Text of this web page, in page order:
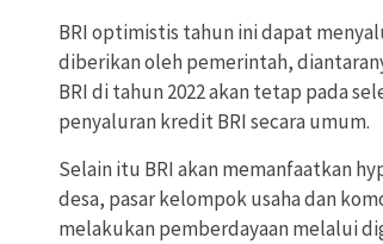
BRI optimistis tahun ini dapat
diberikan oleh pemerintah,
BRI di tahun 2022 akan tetap pada
penyaluran kredit BRI secara umum.
Selain itu BRI akan memanfaatkan
desa, pasar kelompok usaha dan
melakukan pemberdayaan melalui